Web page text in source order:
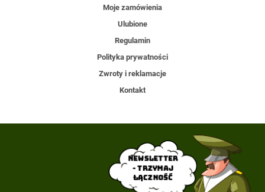
Moje zamówienia
Ulubione
Regulamin
Polityka prywatności
Zwroty i reklamacje
Kontakt
Newsletter
- trzymaj
łączność